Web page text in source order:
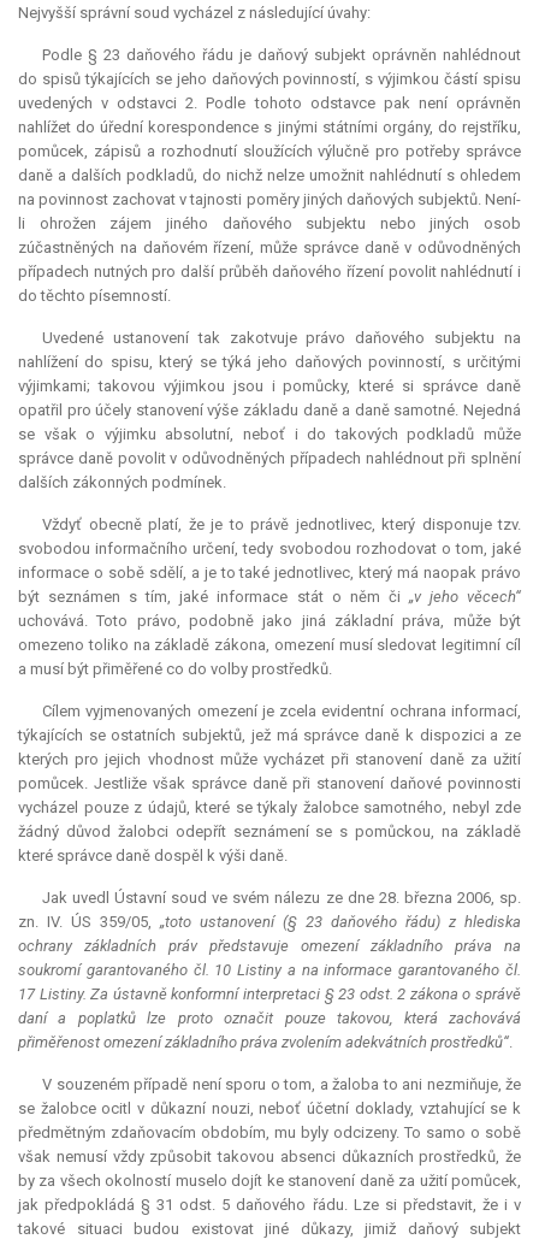
Nejvyšší správní soud vycházel z následující úvahy:
Podle § 23 daňového řádu je daňový subjekt oprávněn nahlédnout
do spisů týkajících se jeho daňových povinností, s výjimkou částí spisu
uvedených v odstavci 2. Podle tohoto odstavce pak není oprávněn
nahlížet do úřední korespondence s jinými státními orgány, do rejstříku,
pomůcek, zápisů a rozhodnutí sloužících výlučně pro potřeby správce
daně a dalších podkladů, do nichž nelze umožnit nahlédnutí s ohledem
na povinnost zachovat v tajnosti poměry jiných daňových subjektů. Není-
li ohrožen zájem jiného daňového subjektu nebo jiných osob
zúčastněných na daňovém řízení, může správce daně v odůvodněných
případech nutných pro další průběh daňového řízení povolit nahlédnutí i
do těchto písemností.
Uvedené ustanovení tak zakotvuje právo daňového subjektu na
nahlížení do spisu, který se týká jeho daňových povinností, s určitými
výjimkami; takovou výjimkou jsou i pomůcky, které si správce daně
opatřil pro účely stanovení výše základu daně a daně samotné. Nejedná
se však o výjimku absolutní, neboť i do takových podkladů může
správce daně povolit v odůvodněných případech nahlédnout při splnění
dalších zákonných podmínek.
Vždyť obecně platí, že je to právě jednotlivec, který disponuje tzv.
svobodou informačního určení, tedy svobodou rozhodovat o tom, jaké
informace o sobě sdělí, a je to také jednotlivec, který má naopak právo
být seznámen s tím, jaké informace stát o něm či „v jeho věcech“
uchovává. Toto právo, podobně jako jiná základní práva, může být
omezeno toliko na základě zákona, omezení musí sledovat legitimní cíl
a musí být přiměřené co do volby prostředků.
Cílem vyjmenovaných omezení je zcela evidentní ochrana informací,
týkajících se ostatních subjektů, jež má správce daně k dispozici a ze
kterých pro jejich vhodnost může vycházet při stanovení daně za užití
pomůcek. Jestliže však správce daně při stanovení daňové povinnosti
vycházel pouze z údajů, které se týkaly žalobce samotného, nebyl zde
žádný důvod žalobci odepřít seznámení se s pomůckou, na základě
které správce daně dospěl k výši daně.
Jak uvedl Ústavní soud ve svém nálezu ze dne 28. března 2006, sp.
zn. IV. ÚS 359/05, „toto ustanovení (§ 23 daňového řádu) z hlediska
ochrany základních práv představuje omezení základního práva na
soukromí garantovaného čl. 10 Listiny a na informace garantovaného čl.
17 Listiny. Za ústavně konformní interpretaci § 23 odst. 2 zákona o správě
daní a poplatků lze proto označit pouze takovou, která zachovává
přiměřenost omezení základního práva zvolením adekvátních prostředků“.
V souzeném případě není sporu o tom, a žaloba to ani nezmiňuje, že
se žalobce ocitl v důkazní nouzi, neboť účetní doklady, vztahující se k
předmětným zdaňovacím obdobím, mu byly odcizeny. To samo o sobě
však nemusí vždy způsobit takovou absenci důkazních prostředků, že
by za všech okolností muselo dojít ke stanovení daně za užití pomůcek,
jak předpokládá § 31 odst. 5 daňového řádu. Lze si představit, že i v
takové situaci budou existovat jiné důkazy, jimiž daňový subjekt